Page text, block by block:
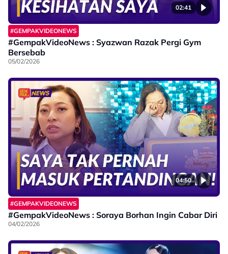
02:41
#GEMPAKVIDEONEWS
#GempakVideoNews : Syazwan Razak Pergi Gym
Bersebab
05/02/2026
04:50
#GEMPAKVIDEONEWS
#GempakVideoNews : Soraya Borhan Ingin Cabar Diri
04/02/2026